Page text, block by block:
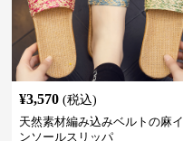
¥3,570 (税込)
天然素材編み込みベルトの麻イ
ンソールスリッパ